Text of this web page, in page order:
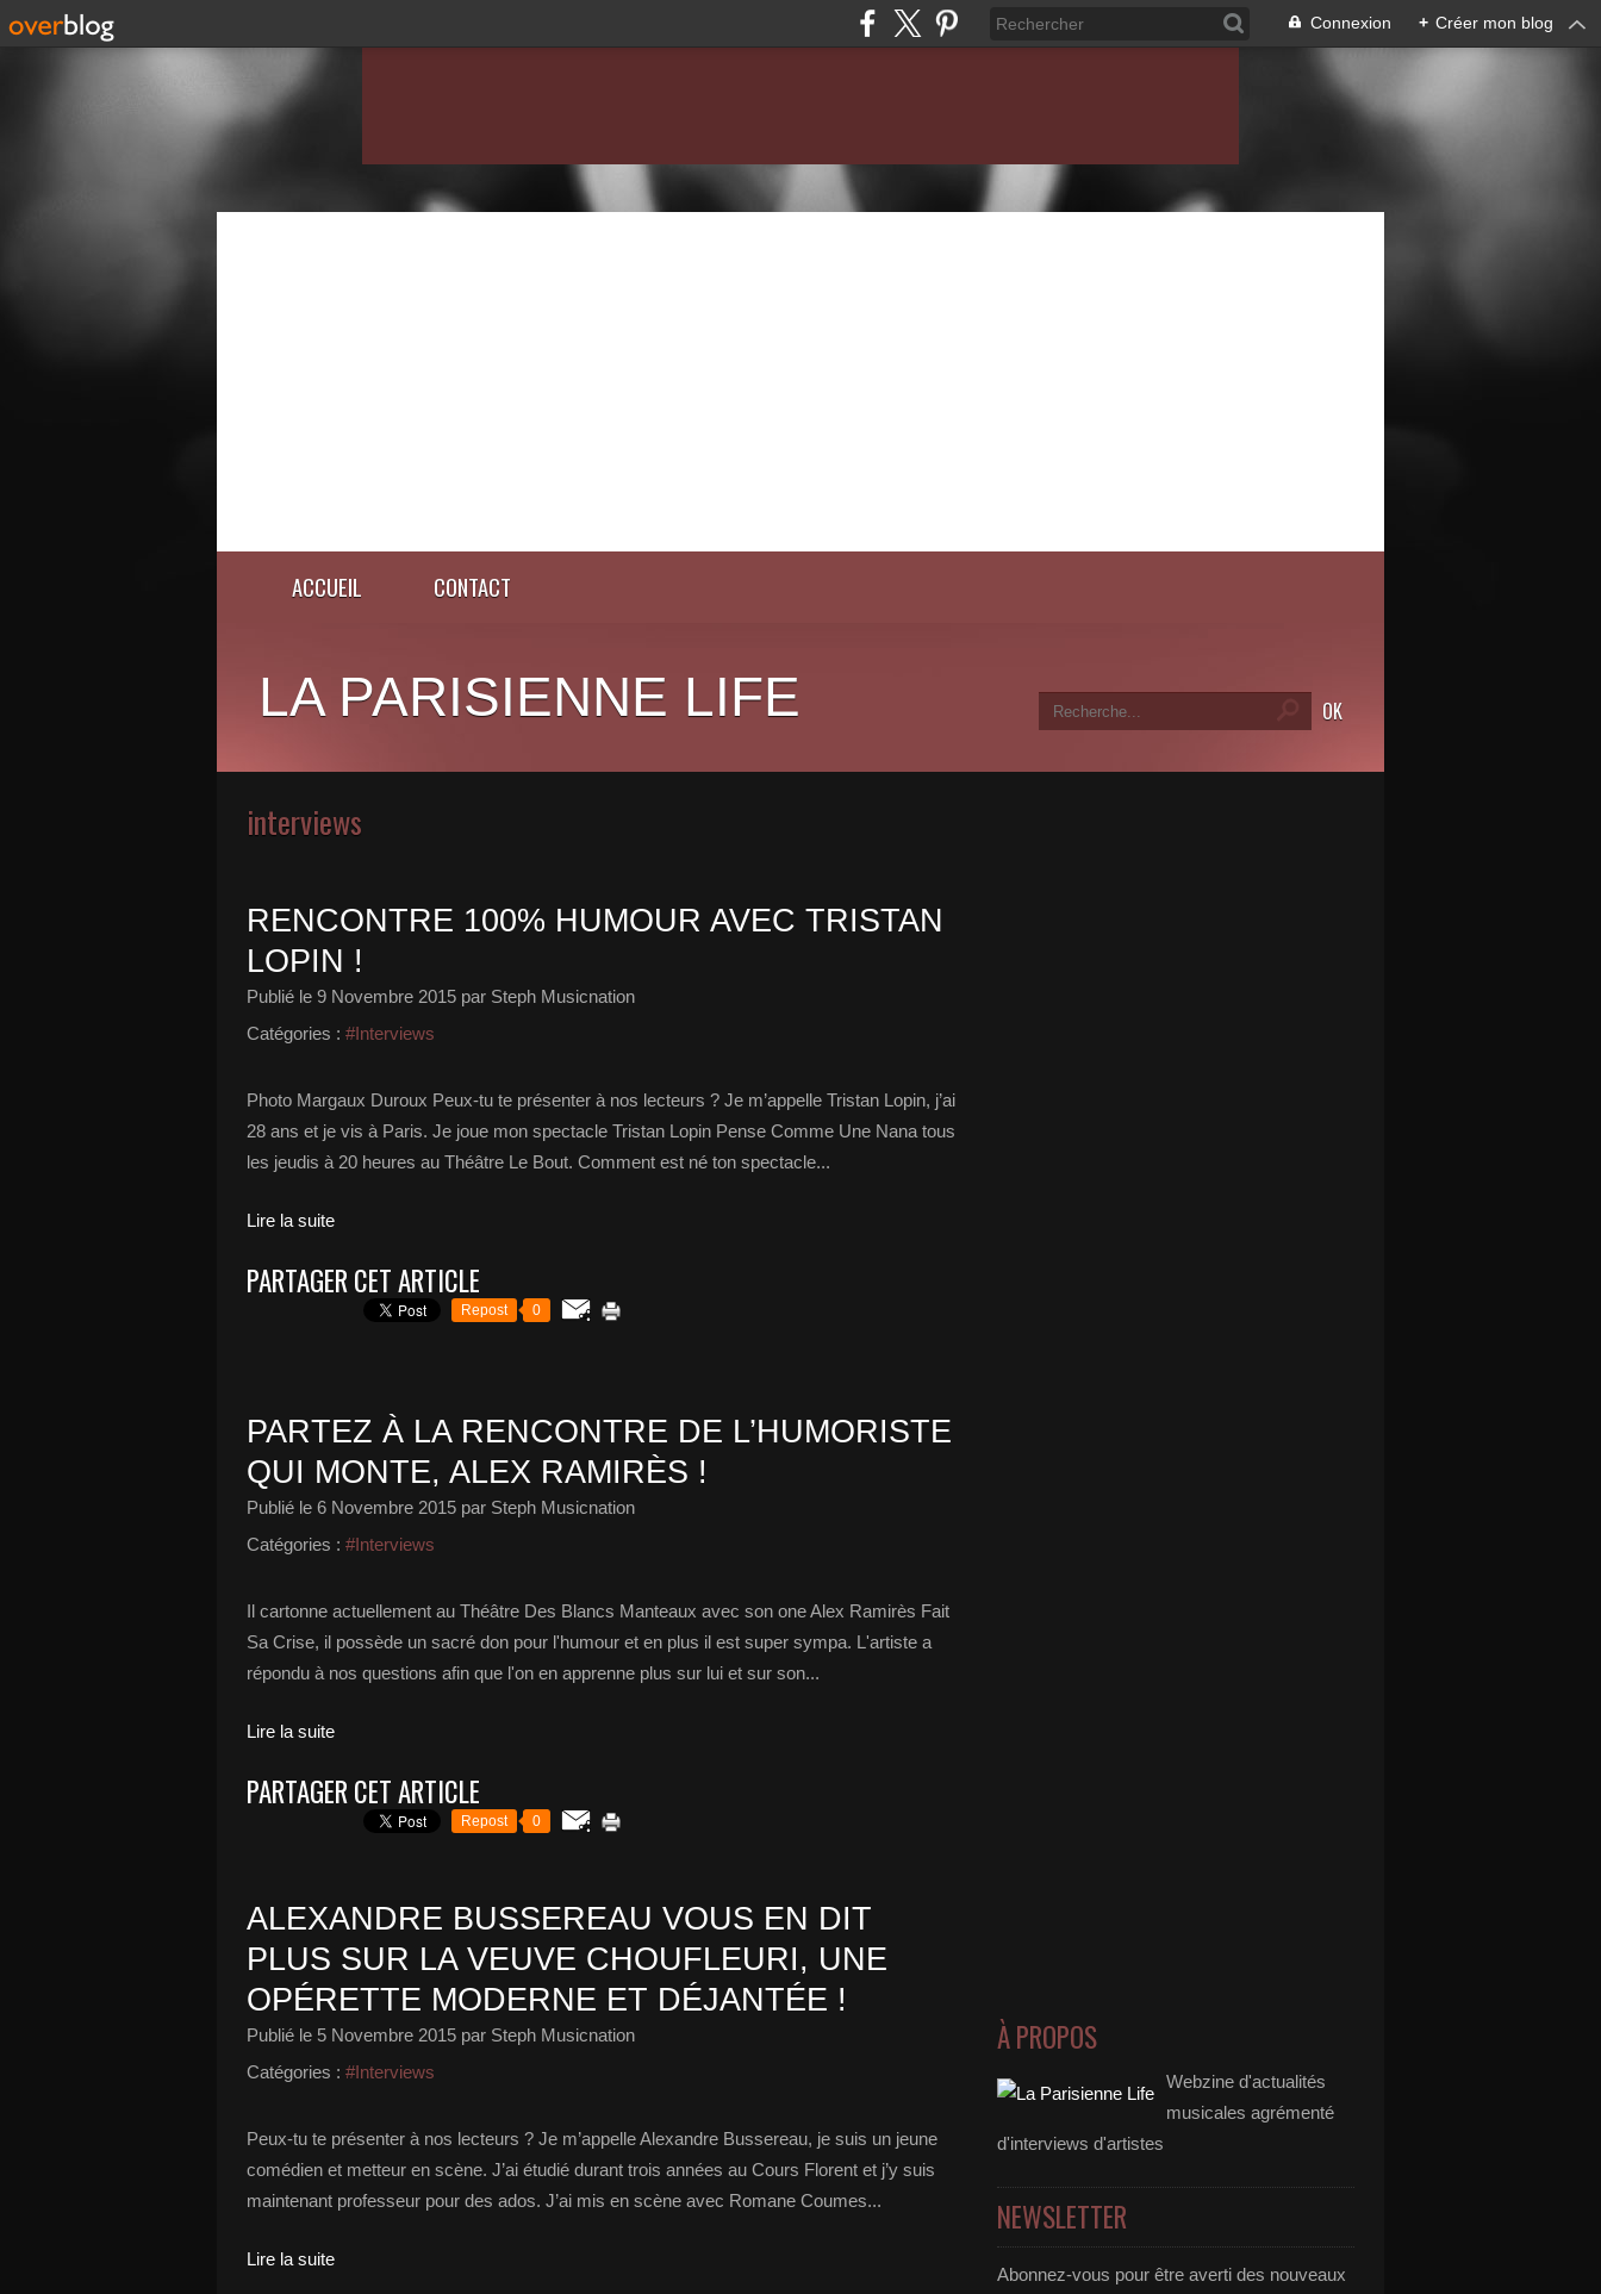
Connexion + Créer mon blog
ACCUEIL CONTACT
LA PARISIENNE LIFE
interviews
RENCONTRE 100% HUMOUR AVEC TRISTAN
LOPIN !
Publié le 9 Novembre 2015 par Steph Musicnation
Catégories : #Interviews
Photo Margaux Duroux Peux-tu te présenter à nos lecteurs ? Je m’appelle Tristan Lopin, j’ai
28 ans et je vis à Paris. Je joue mon spectacle Tristan Lopin Pense Comme Une Nana tous
les jeudis à 20 heures au Théâtre Le Bout. Comment est né ton spectacle...
Lire la suite
PARTAGER CET ARTICLE
Repost 0
PARTEZ À LA RENCONTRE DE L’HUMORISTE
QUI MONTE, ALEX RAMIRÈS !
Publié le 6 Novembre 2015 par Steph Musicnation
Catégories : #Interviews
Il cartonne actuellement au Théâtre Des Blancs Manteaux avec son one Alex Ramirès Fait
Sa Crise, il possède un sacré don pour l'humour et en plus il est super sympa. L'artiste a
répondu à nos questions afin que l'on en apprenne plus sur lui et sur son...
Lire la suite
PARTAGER CET ARTICLE
Repost 0
ALEXANDRE BUSSEREAU VOUS EN DIT
PLUS SUR LA VEUVE CHOUFLEURI, UNE
OPÉRETTE MODERNE ET DÉJANTÉE !
Publié le 5 Novembre 2015 par Steph Musicnation
Catégories : #Interviews
Peux-tu te présenter à nos lecteurs ? Je m’appelle Alexandre Bussereau, je suis un jeune
comédien et metteur en scène. J’ai étudié durant trois années au Cours Florent et j’y suis
maintenant professeur pour des ados. J’ai mis en scène avec Romane Coumes...
Lire la suite
À PROPOS
Webzine d'actualités
musicales agrémenté
d'interviews d'artistes
NEWSLETTER
Abonnez-vous pour être averti des nouveaux